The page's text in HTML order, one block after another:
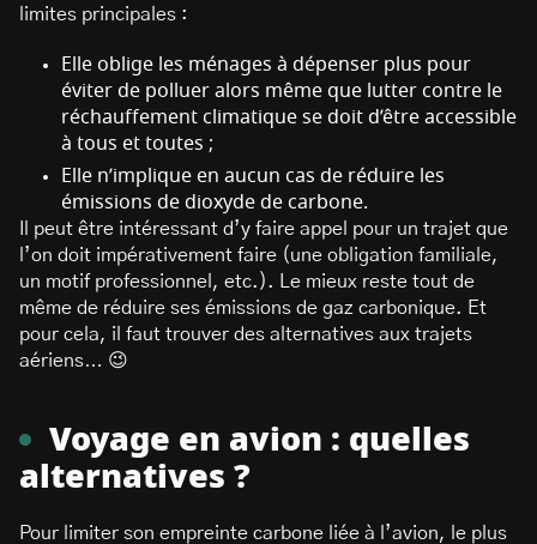
limites principales :
Elle oblige les ménages à dépenser plus pour
éviter de polluer alors même que lutter contre le
réchauffement climatique se doit d’être accessible
à tous et toutes ;
Elle n’implique en aucun cas de réduire les
émissions de dioxyde de carbone.
Il peut être intéressant d’y faire appel pour un trajet que
l’on doit impérativement faire (une obligation familiale,
un motif professionnel, etc.). Le mieux reste tout de
même de réduire ses émissions de gaz carbonique. Et
pour cela, il faut trouver des alternatives aux trajets
aériens… 😉
Voyage en avion : quelles
alternatives ?
Pour limiter son empreinte carbone liée à l’avion, le plus